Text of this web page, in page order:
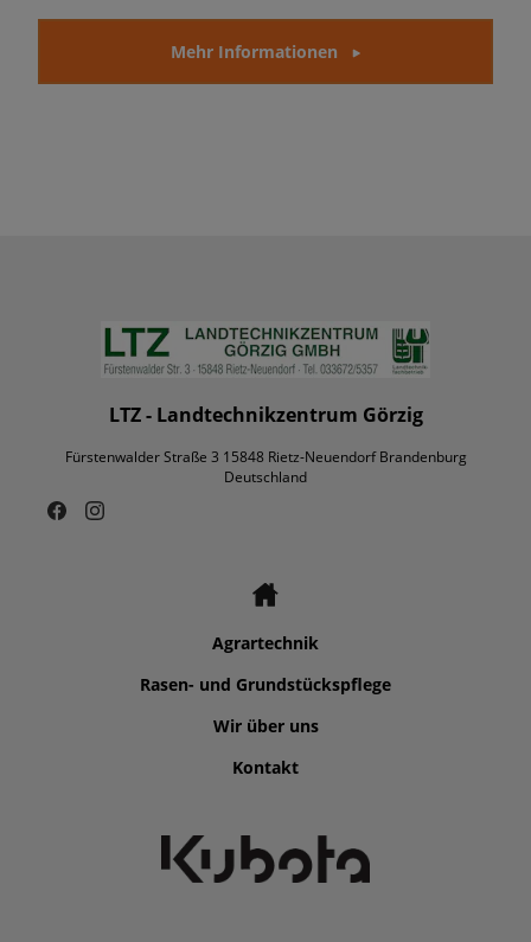
Mehr Informationen
LTZ - Landtechnikzentrum Görzig
Fürstenwalder Straße 3 15848 Rietz-Neuendorf Brandenburg
Deutschland
Agrartechnik
Rasen- und Grundstückspflege
Wir über uns
Kontakt